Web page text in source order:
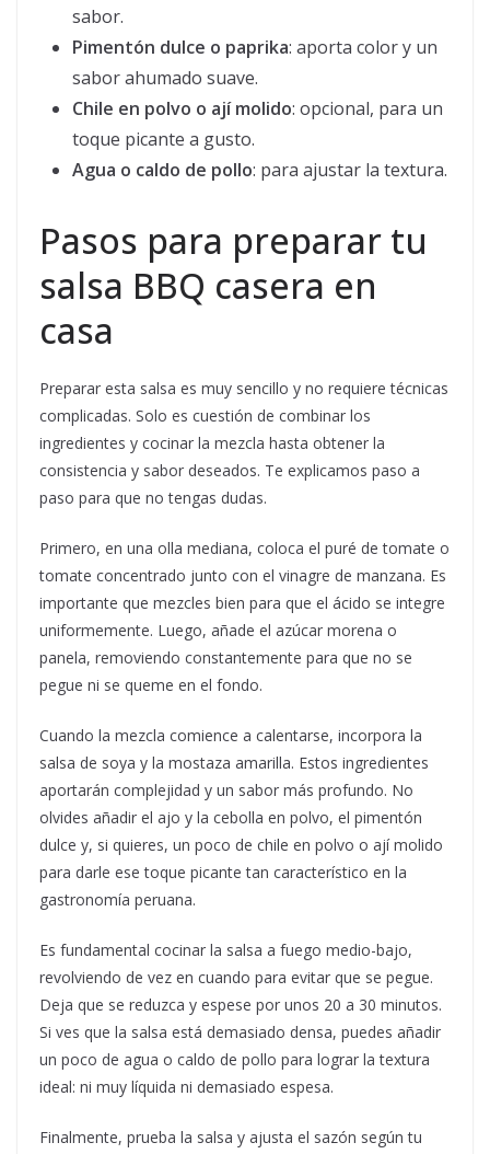
sabor.
Pimentón dulce o paprika: aporta color y un
sabor ahumado suave.
Chile en polvo o ají molido: opcional, para un
toque picante a gusto.
Agua o caldo de pollo: para ajustar la textura.
Pasos para preparar tu
salsa BBQ casera en
casa
Preparar esta salsa es muy sencillo y no requiere técnicas
complicadas. Solo es cuestión de combinar los
ingredientes y cocinar la mezcla hasta obtener la
consistencia y sabor deseados. Te explicamos paso a
paso para que no tengas dudas.
Primero, en una olla mediana, coloca el puré de tomate o
tomate concentrado junto con el vinagre de manzana. Es
importante que mezcles bien para que el ácido se integre
uniformemente. Luego, añade el azúcar morena o
panela, removiendo constantemente para que no se
pegue ni se queme en el fondo.
Cuando la mezcla comience a calentarse, incorpora la
salsa de soya y la mostaza amarilla. Estos ingredientes
aportarán complejidad y un sabor más profundo. No
olvides añadir el ajo y la cebolla en polvo, el pimentón
dulce y, si quieres, un poco de chile en polvo o ají molido
para darle ese toque picante tan característico en la
gastronomía peruana.
Es fundamental cocinar la salsa a fuego medio-bajo,
revolviendo de vez en cuando para evitar que se pegue.
Deja que se reduzca y espese por unos 20 a 30 minutos.
Si ves que la salsa está demasiado densa, puedes añadir
un poco de agua o caldo de pollo para lograr la textura
ideal: ni muy líquida ni demasiado espesa.
Finalmente, prueba la salsa y ajusta el sazón según tu